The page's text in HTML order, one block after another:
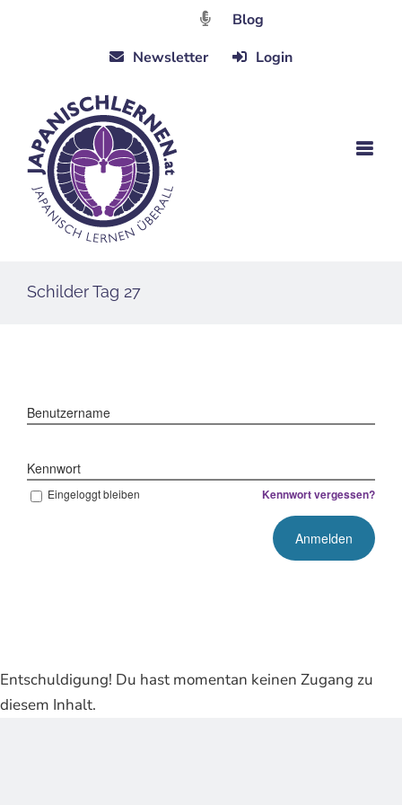
Blog
Newsletter
Login
Schilder Tag 27
Benutzername
Kennwort
Eingeloggt bleiben Kennwort vergessen?
Entschuldigung! Du hast momentan keinen Zugang zu
diesem Inhalt.